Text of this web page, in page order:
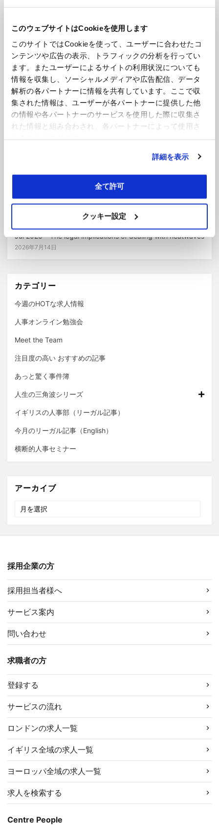
このウェブサイトはCookieを使用します
このサイトではCookieを使って、ユーザーに合わせたコ
ンテンツや広告の表示、トラフィックの分析を行ってい
ます。またユーザーによるサイトの利用状況についても
情報を収集し、ソーシャルメディアや広告配信、データ
解析の各パートナーに情報を共有しています。ここで収
集された情報は、ユーザーが各パートナーに提供した他
の情報や各パートナーのサービスを使用した際に収集さ
れた情報と組み合わされ、各パートナーによって使用さ
詳細を表示
全て許可
クッキー設定
ン
索:
索
新着記事一覧
Vol.26 – Supporting Business Through the Power of Data:
Shaping the Future with Insights
2026年7月30日
【第26回】データの力で組織を支える－数字から描く会社の
Jul 2026 – 熱波（ヒートウェーブ）への対応がもたらす法的
影響
Jul 2026 – The legal implications of dealing with heatwaves
2026年7月14日
カテゴリー
今週のHOTな求人情報
人事オンライン勉強会
Meet the Team
注目度の高い おすすめの記事
あっと驚く事件簿
人生の三角波シリーズ
イギリスの人事部（リーガル記事）
今月のリーガル記事（English）
横断的人事セミナー
アーカイブ
イ
採用企業の方
採用担当者様へ
サービス案内
問い合わせ
求職者の方
登録する
サービスの流れ
ロンドンの求人一覧
イギリス全域の求人一覧
ヨーロッパ全域の求人一覧
求人を検索する
Centre People